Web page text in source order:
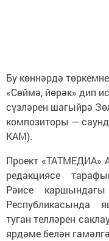
Бу көннәрдә
«Сөймә, йөрәк» дип
сүзләрен шагыйрә
композиторы —
KAM).
Проект «ТАТМЕДИА»
редакциясе
Рәисе
Республикасында
туган телләрен
ярдәме белән